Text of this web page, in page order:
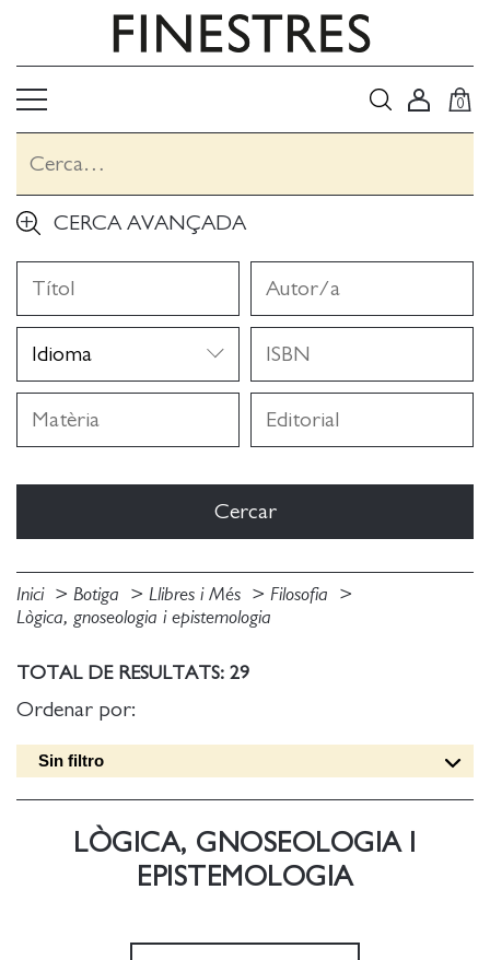
0
CERCA AVANÇADA
Inici Botiga Llibres i Més
Filosofia
Lògica, gnoseologia i epistemologia
TOTAL DE RESULTATS: 29
Ordenar por:
Sin filtro
Títol [A-Z]
LÒGICA, GNOSEOLOGIA I
EPISTEMOLOGIA